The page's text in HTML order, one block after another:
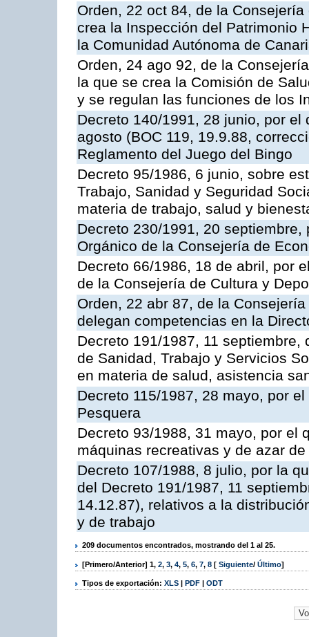
Orden, 22 oct 84, de la
crea la Inspección del Patrimonio
la Comunidad Autónoma de
Orden, 24 ago 92, de la
la que se crea la Comisión de
y se regulan las funciones de los
Decreto 140/1991, 28 junio, por
agosto (BOC 119, 19.9.88,
Reglamento del Juego del Bingo
Decreto 95/1986, 6 junio, sobre
Trabajo, Sanidad y Seguridad
materia de trabajo, salud y
Decreto 230/1991, 20
Orgánico de la Consejería de
Decreto 66/1986, 18 de abril, por
de la Consejería de Cultura y
Orden, 22 abr 87, de la
delegan competencias en la
Decreto 191/1987, 11
de Sanidad, Trabajo y Servicios
en materia de salud, asistencia
Decreto 115/1987, 28 mayo, por
Pesquera
Decreto 93/1988, 31 mayo, por el
máquinas recreativas y de azar
Decreto 107/1988, 8 julio, por la
del Decreto 191/1987, 11
14.12.87), relativos a la
y de trabajo
209 documentos encontrados, mostrando del 1 al 25.
[Primero/Anterior] 1, 2, 3, 4, 5, 6, 7, 8 [ Siguiente/ Último]
Tipos de exportación: XLS | PDF | ODT